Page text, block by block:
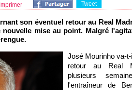
Imprimer Tweet
son éventuel retour au Real
mise au point. Malgré
José Mourinho va-
retour au Real
plusieurs
l'entraîneur de